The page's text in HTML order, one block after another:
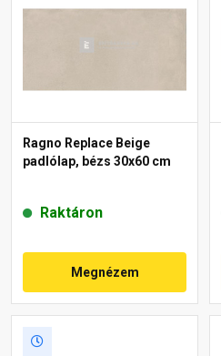
Ragno Replace Beige
padlólap, bézs 30x60 cm
Raktáron
Megnézem